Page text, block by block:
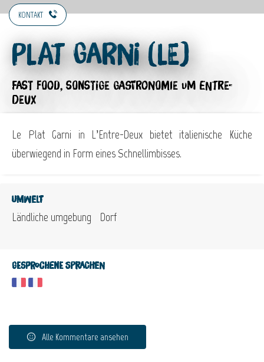
KONTAKT
Plat Garni (Le)
FAST FOOD, SONSTIGE GASTRONOMIE UM ENTRE-
DEUX
Le Plat Garni in L’Entre-Deux bietet italienische Küche
überwiegend in Form eines Schnellimbisses.
Umwelt
Ländliche umgebung Dorf
Gesprochene Sprachen
Alle Kommentare ansehen